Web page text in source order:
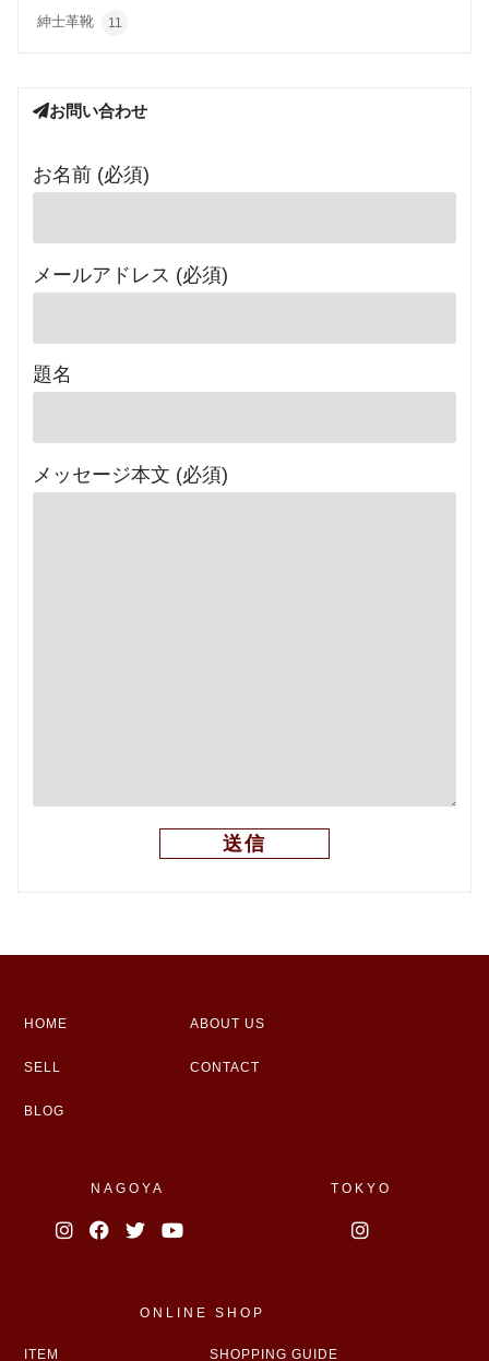
紳士革靴 11
お問い合わせ
お名前 (必須)
メールアドレス (必須)
題名
メッセージ本文 (必須)
HOME ABOUT US
SELL CONTACT
BLOG
NAGOYA TOKYO
ONLINE SHOP
ITEM SHOPPING GUIDE